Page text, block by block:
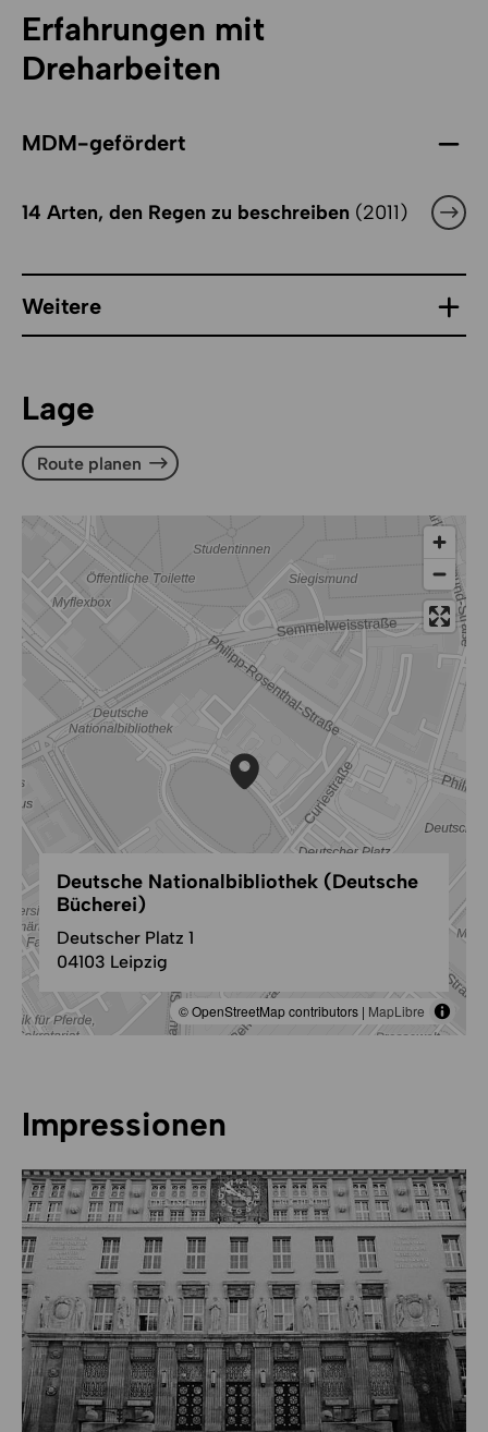
künstlerisch-erläuternder Weise zum Inhalt haben.
Für ausschließlich kommerzielle oder unterhaltende
Projekte steht die Location nicht zur Verfügung.
Erfahrungen mit
Dreharbeiten
MDM-gefördert
14 Arten, den Regen zu beschreiben (2011)
Weitere
Lage
Route planen
© OpenStreetMap contributors | MapLibre
Deutsche Nationalbibliothek (Deutsche
Bücherei)
Deutscher Platz 1
04103 Leipzig
Impressionen